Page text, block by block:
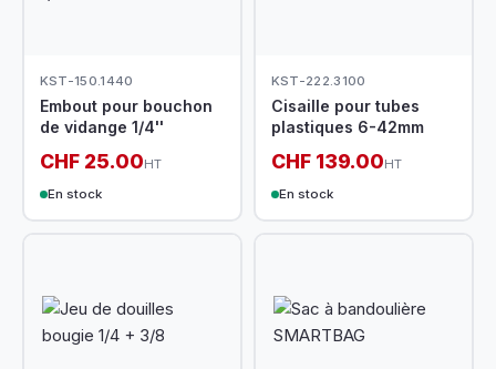
KST-150.1440
Embout pour bouchon
de vidange 1/4''
CHF 25.00HT
En stock
KST-222.3100
Cisaille pour tubes
plastiques 6-42mm
CHF 139.00HT
En stock